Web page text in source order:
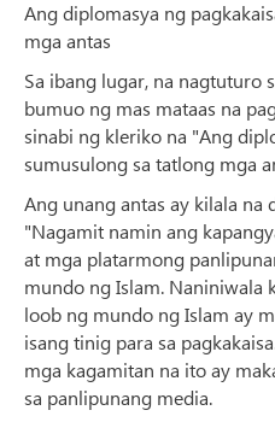
Ang diplomasya ng
mga antas
Sa ibang lugar, na nagtuturo
bumuo ng mas mataas na
sinabi ng kleriko na "Ang
sumusulong sa tatlong mga
Ang unang antas ay kilala na
"Nagamit namin ang
at mga platarmong
mundo ng Islam. Naniniwala
loob ng mundo ng Islam ay
isang tinig para sa
mga kagamitan na ito ay
sa panlipunang media.